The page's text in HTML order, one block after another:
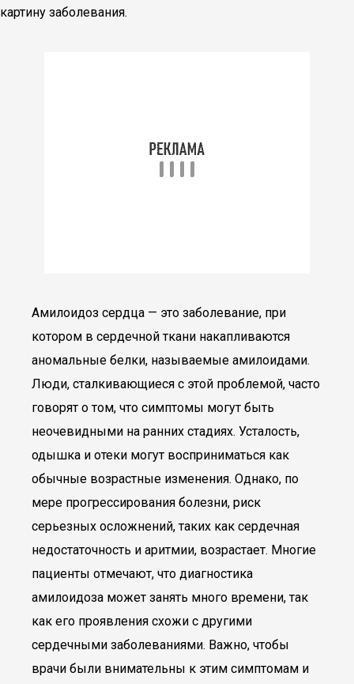
картину заболевания.
Амилоидоз сердца — это заболевание, при
котором в сердечной ткани накапливаются
аномальные белки, называемые амилоидами.
Люди, сталкивающиеся с этой проблемой, часто
говорят о том, что симптомы могут быть
неочевидными на ранних стадиях. Усталость,
одышка и отеки могут восприниматься как
обычные возрастные изменения. Однако, по
мере прогрессирования болезни, риск
серьезных осложнений, таких как сердечная
недостаточность и аритмии, возрастает. Многие
пациенты отмечают, что диагностика
амилоидоза может занять много времени, так
как его проявления схожи с другими
сердечными заболеваниями. Важно, чтобы
врачи были внимательны к этим симптомам и